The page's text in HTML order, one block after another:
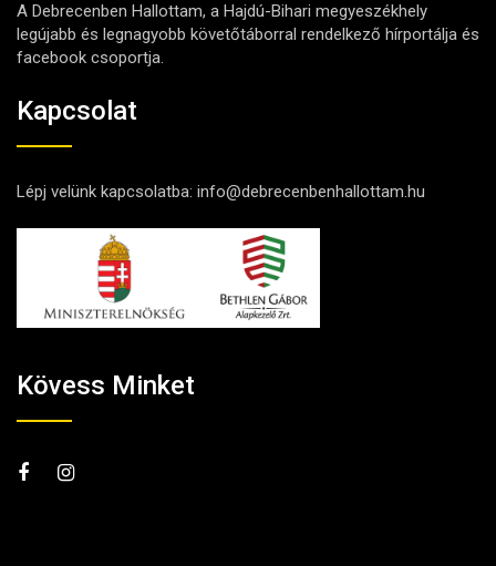
A Debrecenben Hallottam, a Hajdú-Bihari megyeszékhely
legújabb és legnagyobb követőtáborral rendelkező hírportálja és
facebook csoportja.
Kapcsolat
Lépj velünk kapcsolatba: info@debrecenbenhallottam.hu
Kövess Minket